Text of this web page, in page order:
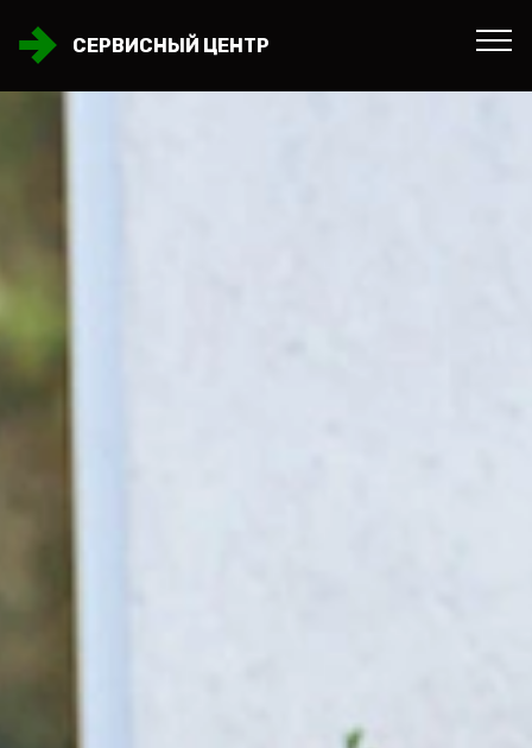
СЕРВИСНЫЙ ЦЕНТР